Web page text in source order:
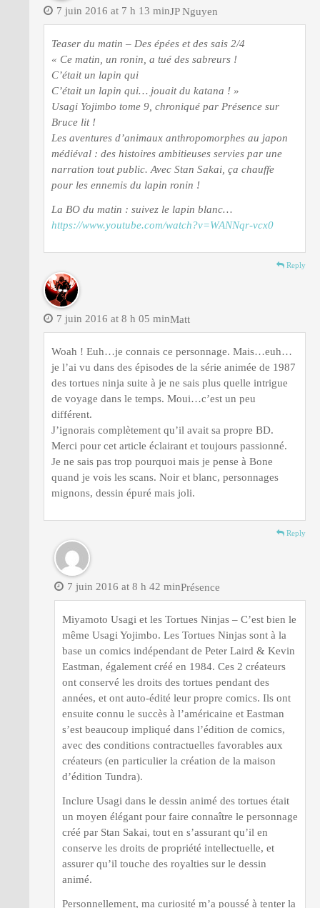
JP Nguyen
7 juin 2016 at 7 h 13 min
Teaser du matin – Des épées et des sais 2/4
« Ce matin, un ronin, a tué des sabreurs !
C’était un lapin qui
C’était un lapin qui… jouait du katana ! »
Usagi Yojimbo tome 9, chroniqué par Présence sur
Bruce lit !
Les aventures d’animaux anthropomorphes au japon
médiéval : des histoires ambitieuses servies par une
narration tout public. Avec Stan Sakai, ça chauffe
pour les ennemis du lapin ronin !
La BO du matin : suivez le lapin blanc…
https://www.youtube.com/watch?v=WANNqr-vcx0
Reply
Matt
7 juin 2016 at 8 h 05 min
Woah ! Euh…je connais ce personnage. Mais…euh…
je l’ai vu dans des épisodes de la série animée de 1987
des tortues ninja suite à je ne sais plus quelle intrigue
de voyage dans le temps. Moui…c’est un peu
différent.
J’ignorais complètement qu’il avait sa propre BD.
Merci pour cet article éclairant et toujours passionné.
Je ne sais pas trop pourquoi mais je pense à Bone
quand je vois les scans. Noir et blanc, personnages
mignons, dessin épuré mais joli.
Reply
Présence
7 juin 2016 at 8 h 42 min
Miyamoto Usagi et les Tortues Ninjas – C’est bien le
même Usagi Yojimbo. Les Tortues Ninjas sont à la
base un comics indépendant de Peter Laird & Kevin
Eastman, également créé en 1984. Ces 2 créateurs
ont conservé les droits des tortues pendant des
années, et ont auto-édité leur propre comics. Ils ont
ensuite connu le succès à l’américaine et Eastman
s’est beaucoup impliqué dans l’édition de comics,
avec des conditions contractuelles favorables aux
créateurs (en particulier la création de la maison
d’édition Tundra).
Inclure Usagi dans le dessin animé des tortues était
un moyen élégant pour faire connaître le personnage
créé par Stan Sakai, tout en s’assurant qu’il en
conserve les droits de propriété intellectuelle, et
assurer qu’il touche des royalties sur le dessin
animé.
Personnellement, ma curiosité m’a poussé à tenter la